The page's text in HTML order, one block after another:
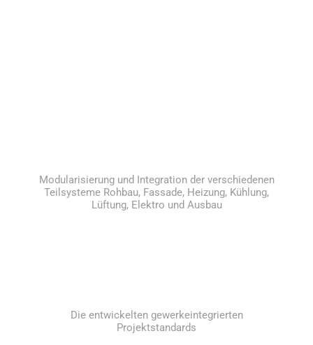
Modularisierung und Integration der verschiedenen
Teilsysteme Rohbau, Fassade, Heizung, Kühlung,
Lüftung, Elektro und Ausbau
Die entwickelten gewerkeintegrierten
Projektstandards